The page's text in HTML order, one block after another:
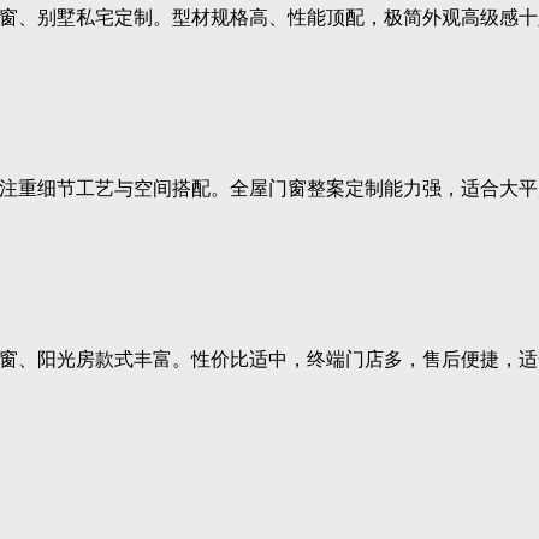
、别墅私宅定制。型材规格高、性能顶配，极简外观高级感十
重细节工艺与空间搭配。全屋门窗整案定制能力强，适合大平
、阳光房款式丰富。性价比适中，终端门店多，售后便捷，